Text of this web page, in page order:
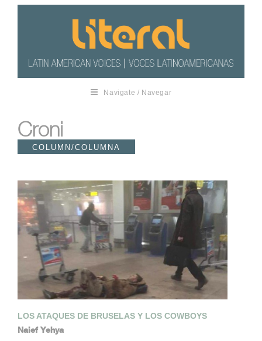
Navigate / Navegar
Croni
COLUMN/COLUMNA
LOS ATAQUES DE BRUSELAS Y LOS COWBOYS
Naief Yehya